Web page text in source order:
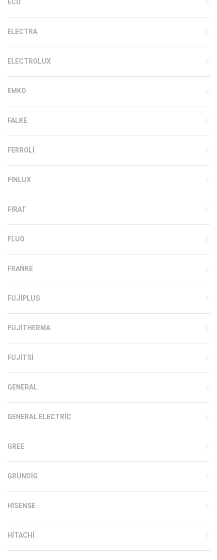
ECO
ELECTRA
ELECTROLUX
EMKO
FALKE
FERROLI
FINLUX
FIRAT
FLUO
FRANKE
FUJIPLUS
FUJITHERMA
FUJITSI
GENERAL
GENERAL ELECTRIC
GREE
GRUNDIG
HISENSE
HITACHI